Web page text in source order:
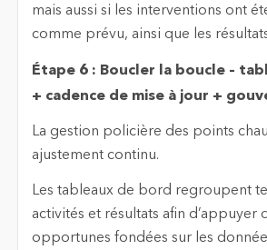
mais aussi si les interventions ont
comme prévu, ainsi que les
Étape 6 : Boucler la boucle –
+ cadence de mise à jour +
La gestion policière des points
ajustement continu.
Les tableaux de bord regroupent
activités et résultats afin d’appuyer
opportunes fondées sur les